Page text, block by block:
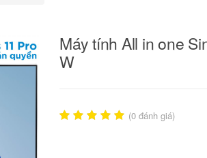
Máy tính All in one
W
(0 đánh giá)